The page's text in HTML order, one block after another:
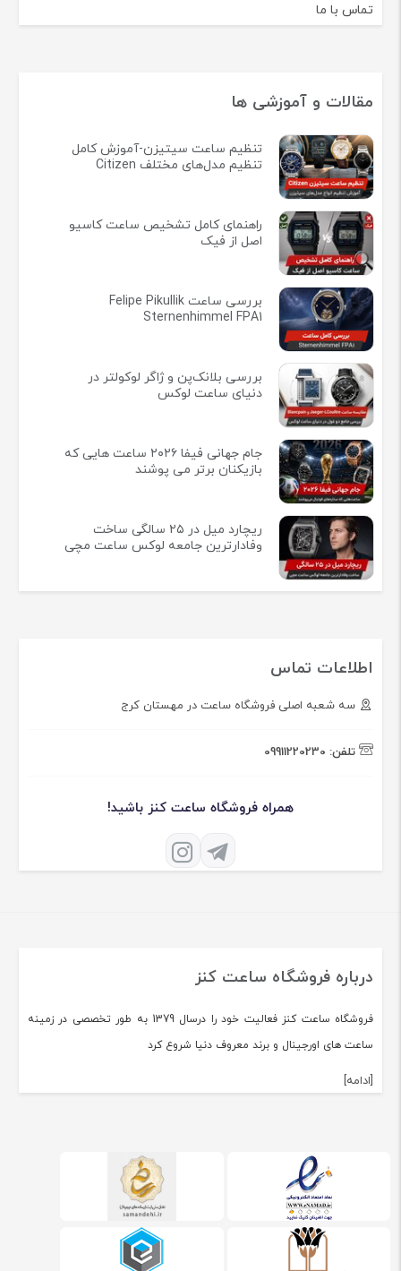
تماس با ما
مقالات و آموزشی ها
تنظیم ساعت سیتیزن-آموزش کامل
تنظیم مدل‌های مختلف Citizen
راهنمای کامل تشخیص ساعت کاسیو
اصل از فیک
بررسی ساعت Felipe Pikullik
Sternenhimmel FPA1
بررسی بلانک‌پن و ژاگر لوکولتر در
دنیای ساعت لوکس
جام جهانی فیفا ۲۰۲۶ ساعت هایی که
بازیکنان برتر می پوشند
ریچارد میل در ۲۵ سالگی ساخت
وفادارترین جامعه لوکس ساعت مچی
اطلاعات تماس
سه شعبه اصلی فروشگاه ساعت در مهستان کرج
تلفن: 09911220230
همراه فروشگاه ساعت کنز باشید!
درباره فروشگاه ساعت کنز
فروشگاه ساعت کنز فعالیت خود را درسال 1379 به طور تخصصی در زمینه
ساعت های اورجینال و برند معروف دنیا شروع کرد
[ادامه]